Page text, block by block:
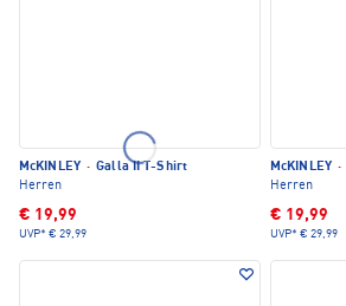
McKINLEY · Galla II T-Shirt
Herren
€ 19,99
UVP* € 29,99
McKINLEY ·
Herren
€ 19,99
UVP* € 29,99